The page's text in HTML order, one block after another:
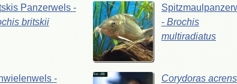
Panzerwels -
britskii
- Brochis
multiradiatus
-
Corydoras